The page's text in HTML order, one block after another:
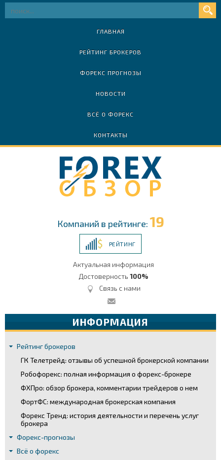
ГЛАВНАЯ
РЕЙТИНГ БРОКЕРОВ
ФОРЕКС ПРОГНОЗЫ
НОВОСТИ
ВСЁ О ФОРЕКС
КОНТАКТЫ
Компаний в рейтинге: 19
РЕЙТИНГ
Актуальная информация
Достоверность 100%
Связь с нами
ИНФОРМАЦИЯ
Рейтинг брокеров
ГК Телетрейд: отзывы об успешной брокерской компании
Робофорекс: полная информация о форекс-брокере
ФХПро: обзор брокера, комментарии трейдеров о нем
ФортФС: международная брокерская компания
Форекс Тренд: история деятельности и перечень услуг
брокера
Форекс-прогнозы
Всё о форекс